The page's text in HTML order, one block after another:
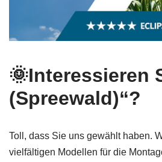
🌞Interessieren
(Spreewald)“?
Toll, dass Sie uns gewählt haben.
vielfältigen Modellen für die